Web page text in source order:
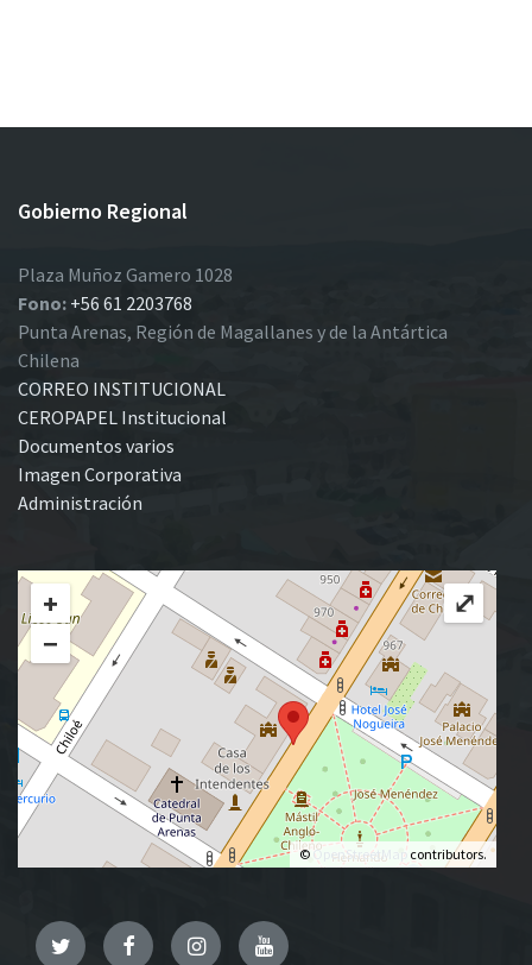
Gobierno Regional
Plaza Muñoz Gamero 1028
Fono: +56 61 2203768
Punta Arenas, Región de Magallanes y de la Antártica
Chilena
CORREO INSTITUCIONAL
CEROPAPEL Institucional
Documentos varios
Imagen Corporativa
Administración
+
−
© OpenStreetMap contributors.
⤢
TwitterFacebookInstagramYouTube